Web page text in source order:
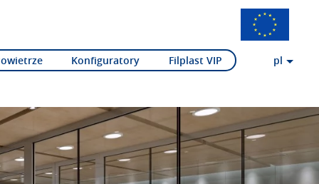
Konfiguratory Filplast VIP pl